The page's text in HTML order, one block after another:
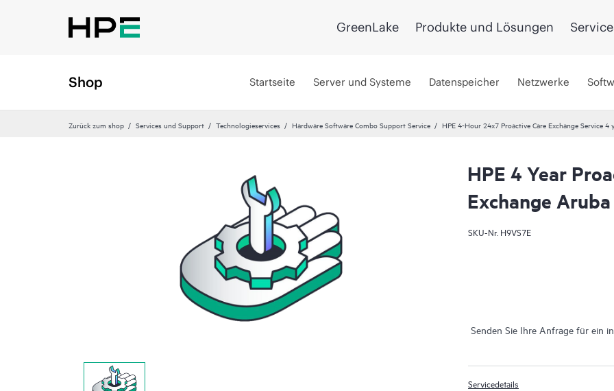
GreenLake Produkte und Lösungen
Shop Startseite Server und Systeme Datenspeicher Netzwerke
Zurück zum shop Services und Support Technologieservices Hardware Software Combo Support Service HPE 4-Hour 24x7 Proactive Care Exchange Service 4
HPE 4 Year
Exchange
SKU-Nr. H9VS7E
Senden Sie Ihre Anfrage für ein
Servicedetails